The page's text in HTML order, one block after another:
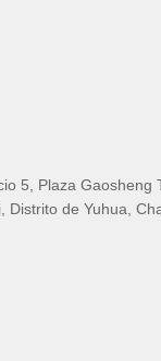
5, Plaza Gaosheng
Distrito de Yuhua,